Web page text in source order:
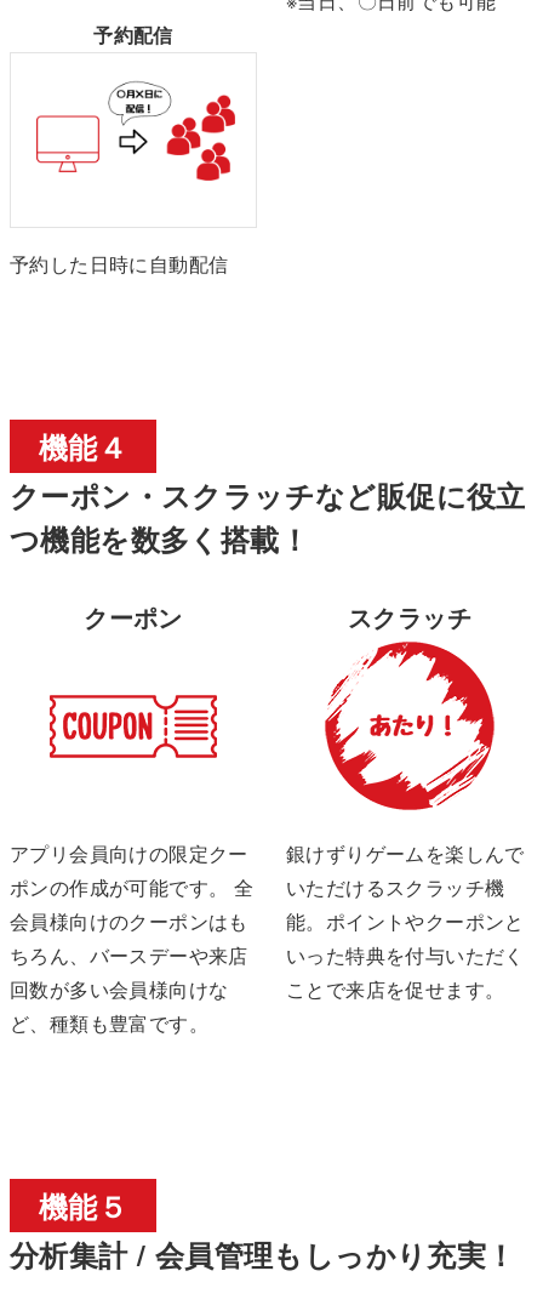
予約配信
予約した日時に自動配信
機能４
クーポン・スクラッチなど販促に役立
つ機能を数多く搭載！
クーポン
アプリ会員向けの限定クー
ポンの作成が可能です。 全
会員様向けのクーポンはも
ちろん、バースデーや来店
回数が多い会員様向けな
ど、種類も豊富です。
スクラッチ
銀けずりゲームを楽しんで
いただけるスクラッチ機
能。ポイントやクーポンと
いった特典を付与いただく
ことで来店を促せます。
機能５
分析集計 / 会員管理もしっかり充実！